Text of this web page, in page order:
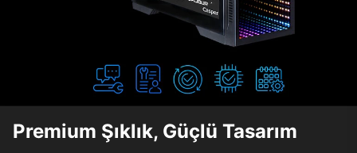
Premium Şıklık, Güçlü Tasarım